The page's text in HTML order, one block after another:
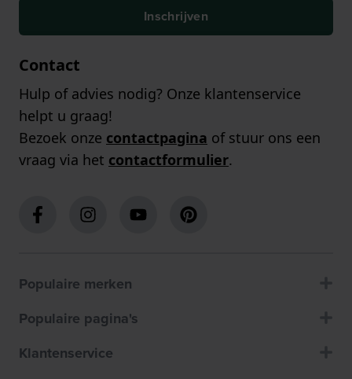
Inschrijven
Contact
Hulp of advies nodig? Onze klantenservice
helpt u graag!
Bezoek onze contactpagina of stuur ons een
vraag via het contactformulier.
Populaire merken
Populaire pagina's
Klantenservice